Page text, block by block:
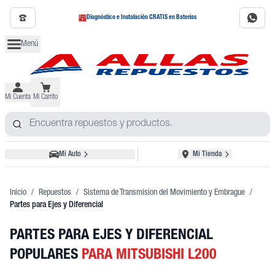
Diagnóstico e Instalación GRATIS en Baterías
Menú
Mi Cuenta Mi Carrito
Mi Auto Mi Tienda
Inicio / Repuestos / Sistema de Transmision del Movimiento y Embrague /
Partes para Ejes y Diferencial
PARTES PARA EJES Y DIFERENCIAL
POPULARES PARA MITSUBISHI L200